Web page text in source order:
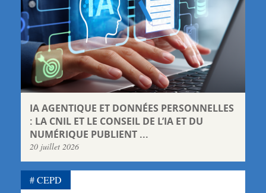
IA AGENTIQUE ET DONNÉES PERSONNELLES
: LA CNIL ET LE CONSEIL DE L’IA ET DU
NUMÉRIQUE PUBLIENT ...
20 juillet 2026
CEPD